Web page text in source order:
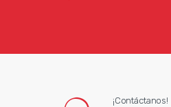
¡Contáctanos!